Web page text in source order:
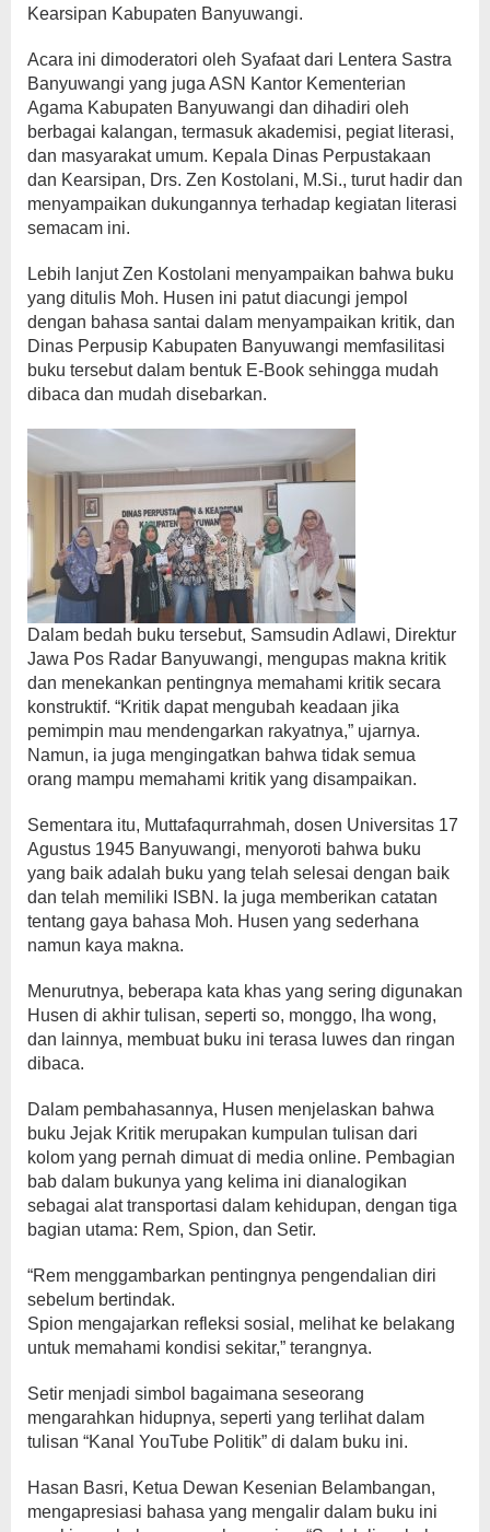
Kearsipan Kabupaten Banyuwangi.
Acara ini dimoderatori oleh Syafaat dari Lentera Sastra
Banyuwangi yang juga ASN Kantor Kementerian
Agama Kabupaten Banyuwangi dan dihadiri oleh
berbagai kalangan, termasuk akademisi, pegiat literasi,
dan masyarakat umum. Kepala Dinas Perpustakaan
dan Kearsipan, Drs. Zen Kostolani, M.Si., turut hadir dan
menyampaikan dukungannya terhadap kegiatan literasi
semacam ini.
Lebih lanjut Zen Kostolani menyampaikan bahwa buku
yang ditulis Moh. Husen ini patut diacungi jempol
dengan bahasa santai dalam menyampaikan kritik, dan
Dinas Perpusip Kabupaten Banyuwangi memfasilitasi
buku tersebut dalam bentuk E-Book sehingga mudah
dibaca dan mudah disebarkan.
Dalam bedah buku tersebut, Samsudin Adlawi, Direktur
Jawa Pos Radar Banyuwangi, mengupas makna kritik
dan menekankan pentingnya memahami kritik secara
konstruktif. “Kritik dapat mengubah keadaan jika
pemimpin mau mendengarkan rakyatnya,” ujarnya.
Namun, ia juga mengingatkan bahwa tidak semua
orang mampu memahami kritik yang disampaikan.
Sementara itu, Muttafaqurrahmah, dosen Universitas 17
Agustus 1945 Banyuwangi, menyoroti bahwa buku
yang baik adalah buku yang telah selesai dengan baik
dan telah memiliki ISBN. Ia juga memberikan catatan
tentang gaya bahasa Moh. Husen yang sederhana
namun kaya makna.
Menurutnya, beberapa kata khas yang sering digunakan
Husen di akhir tulisan, seperti so, monggo, lha wong,
dan lainnya, membuat buku ini terasa luwes dan ringan
dibaca.
Dalam pembahasannya, Husen menjelaskan bahwa
buku Jejak Kritik merupakan kumpulan tulisan dari
kolom yang pernah dimuat di media online. Pembagian
bab dalam bukunya yang kelima ini dianalogikan
sebagai alat transportasi dalam kehidupan, dengan tiga
bagian utama: Rem, Spion, dan Setir.
“Rem menggambarkan pentingnya pengendalian diri
sebelum bertindak.
Spion mengajarkan refleksi sosial, melihat ke belakang
untuk memahami kondisi sekitar,” terangnya.
Setir menjadi simbol bagaimana seseorang
mengarahkan hidupnya, seperti yang terlihat dalam
tulisan “Kanal YouTube Politik” di dalam buku ini.
Hasan Basri, Ketua Dewan Kesenian Belambangan,
mengapresiasi bahasa yang mengalir dalam buku ini